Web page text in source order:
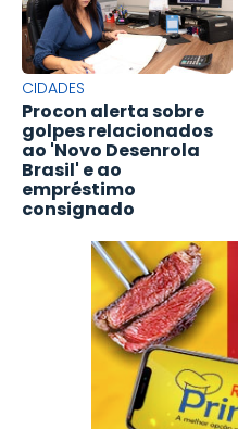
CIDADES
Procon alerta sobre
golpes relacionados
ao 'Novo Desenrola
Brasil' e ao
empréstimo
consignado